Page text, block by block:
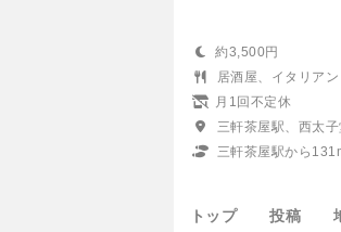
約3,500円
居酒屋、イタリアン
月1回不定休
三軒茶屋駅、西太子
三軒茶屋駅から
トップ 投稿